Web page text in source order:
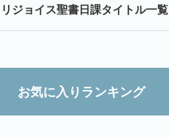
リジョイス聖書日課タイトル一覧
お気に入りランキング